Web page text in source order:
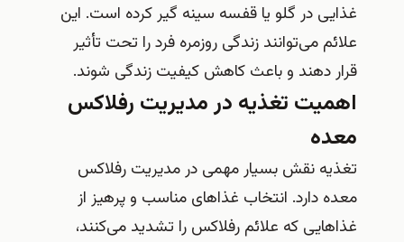
غذایی در گلو یا قفسه سینه گیر کرده است. این
علائم می‌توانند زندگی روزمره فرد را تحت تأثیر
قرار دهند و باعث کاهش کیفیت زندگی شوند.
اهمیت تغذیه در مدیریت رفلاکس
معده
تغذیه نقش بسیار مهمی در مدیریت رفلاکس
معده دارد. انتخاب غذاهای مناسب و پرهیز از
غذاهایی که علائم رفلاکس را تشدید می‌کنند،